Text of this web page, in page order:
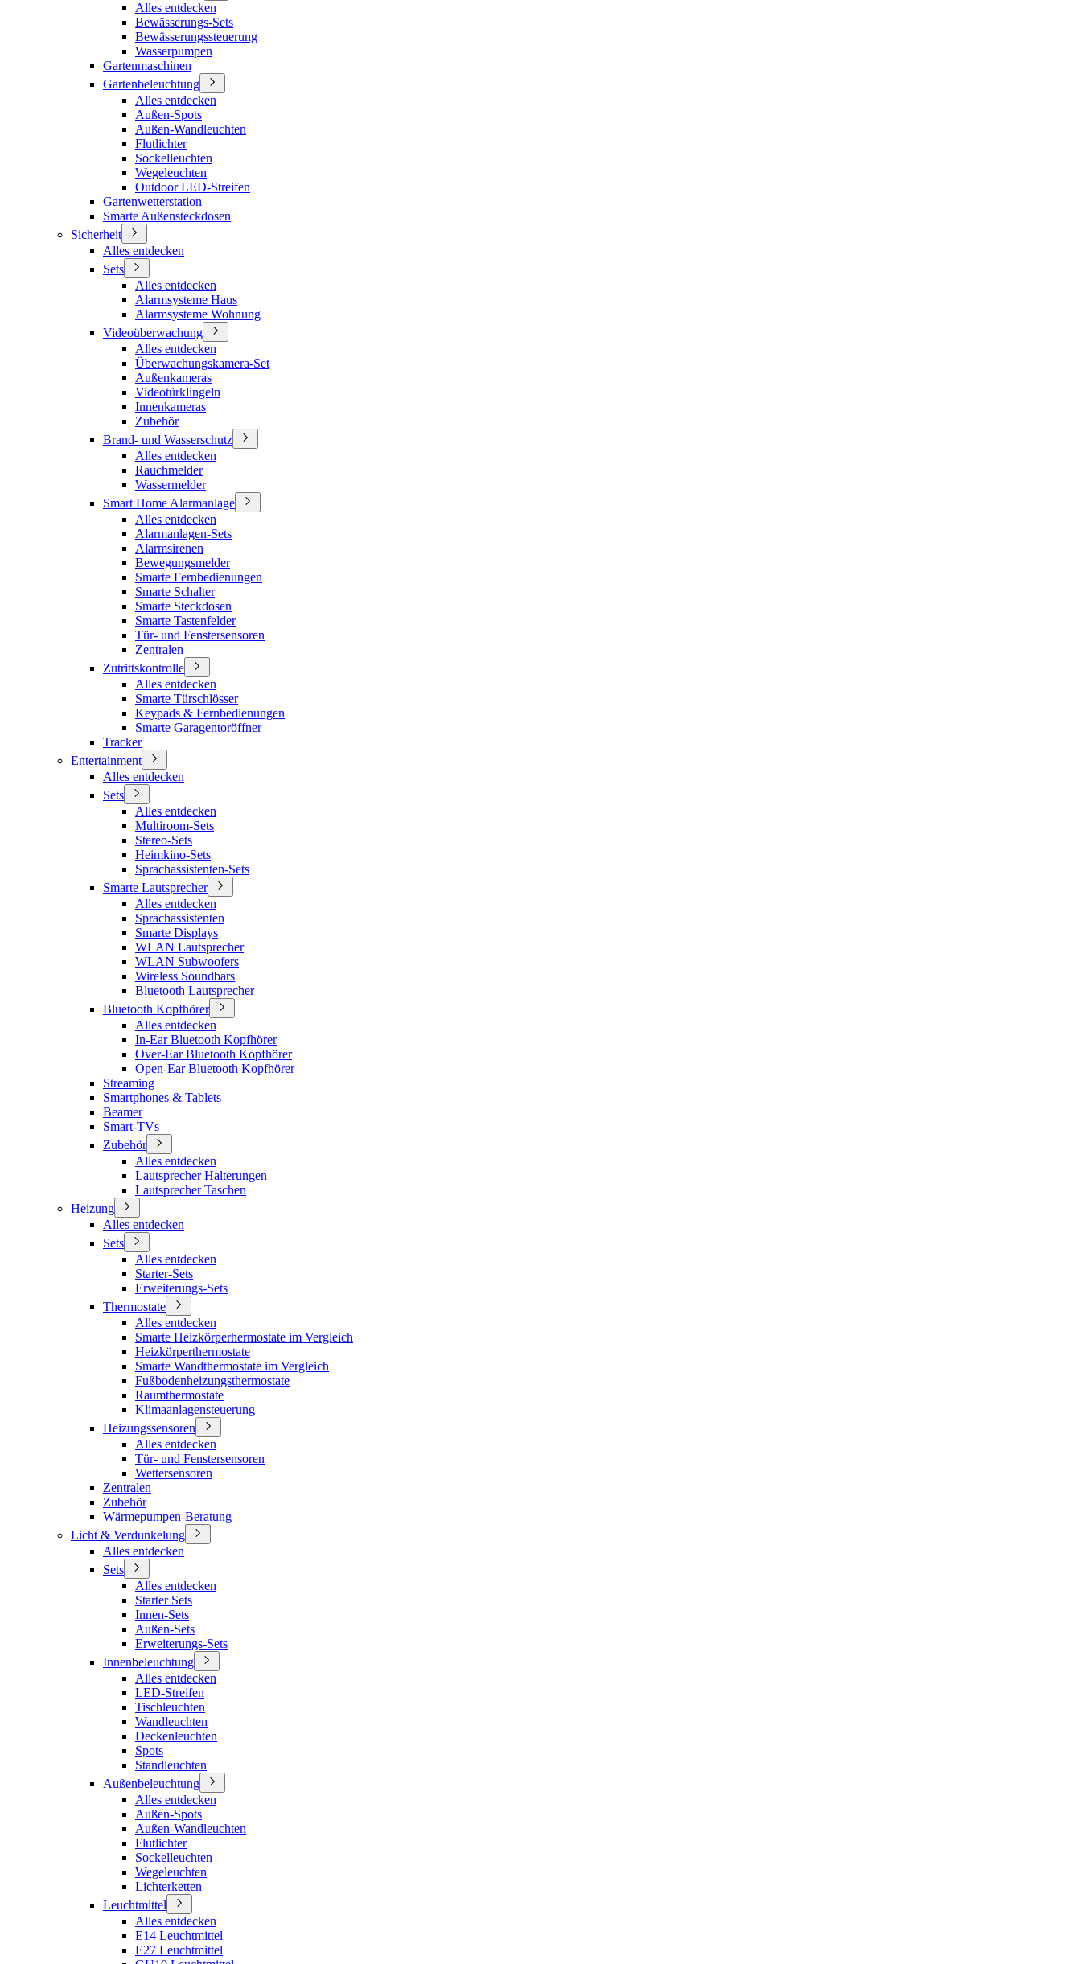
Alles entdecken
Bewässerungs-Sets
Bewässerungssteuerung
Wasserpumpen
Gartenmaschinen
Gartenbeleuchtung
Alles entdecken
Außen-Spots
Außen-Wandleuchten
Flutlichter
Sockelleuchten
Wegeleuchten
Outdoor LED-Streifen
Gartenwetterstation
Smarte Außensteckdosen
Sicherheit
Alles entdecken
Sets
Alles entdecken
Alarmsysteme Haus
Alarmsysteme Wohnung
Videoüberwachung
Alles entdecken
Überwachungskamera-Set
Außenkameras
Videotürklingeln
Innenkameras
Zubehör
Brand- und Wasserschutz
Alles entdecken
Rauchmelder
Wassermelder
Smart Home Alarmanlage
Alles entdecken
Alarmanlagen-Sets
Alarmsirenen
Bewegungsmelder
Smarte Fernbedienungen
Smarte Schalter
Smarte Steckdosen
Smarte Tastenfelder
Tür- und Fenstersensoren
Zentralen
Zutrittskontrolle
Alles entdecken
Smarte Türschlösser
Keypads & Fernbedienungen
Smarte Garagentoröffner
Tracker
Entertainment
Alles entdecken
Sets
Alles entdecken
Multiroom-Sets
Stereo-Sets
Heimkino-Sets
Sprachassistenten-Sets
Smarte Lautsprecher
Alles entdecken
Sprachassistenten
Smarte Displays
WLAN Lautsprecher
WLAN Subwoofers
Wireless Soundbars
Bluetooth Lautsprecher
Bluetooth Kopfhörer
Alles entdecken
In-Ear Bluetooth Kopfhörer
Over-Ear Bluetooth Kopfhörer
Open-Ear Bluetooth Kopfhörer
Streaming
Smartphones & Tablets
Beamer
Smart-TVs
Zubehör
Alles entdecken
Lautsprecher Halterungen
Lautsprecher Taschen
Heizung
Alles entdecken
Sets
Alles entdecken
Starter-Sets
Erweiterungs-Sets
Thermostate
Alles entdecken
Smarte Heizkörperhermostate im Vergleich
Heizkörperthermostate
Smarte Wandthermostate im Vergleich
Fußbodenheizungsthermostate
Raumthermostate
Klimaanlagensteuerung
Heizungssensoren
Alles entdecken
Tür- und Fenstersensoren
Wettersensoren
Zentralen
Zubehör
Wärmepumpen-Beratung
Licht & Verdunkelung
Alles entdecken
Sets
Alles entdecken
Starter Sets
Innen-Sets
Außen-Sets
Erweiterungs-Sets
Innenbeleuchtung
Alles entdecken
LED-Streifen
Tischleuchten
Wandleuchten
Deckenleuchten
Spots
Standleuchten
Außenbeleuchtung
Alles entdecken
Außen-Spots
Außen-Wandleuchten
Flutlichter
Sockelleuchten
Wegeleuchten
Lichterketten
Leuchtmittel
Alles entdecken
E14 Leuchtmittel
E27 Leuchtmittel